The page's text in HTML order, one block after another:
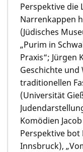
Perspektive die
Narrenkappen
(Jüdisches
„Purim in
Praxis“; Jürgen
Geschichte und
traditionellen
(Universität
Komödien
Perspektive bot
Innsbruck),